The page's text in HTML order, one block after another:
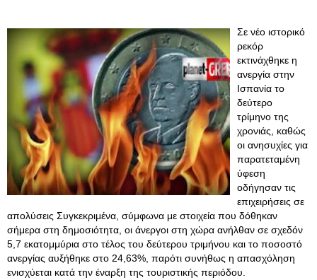
Σε νέο ιστορικό
ρεκόρ
εκτινάχθηκε η
ανεργία στην
Ισπανία το
δεύτερο
τρίμηνο της
χρονιάς, καθώς
οι ανησυχίες για
παρατεταμένη
ύφεση
οδήγησαν τις
επιχειρήσεις σε
απολύσεις Συγκεκριμένα, σύμφωνα με στοιχεία που δόθηκαν
σήμερα στη δημοσιότητα, οι άνεργοι στη χώρα ανήλθαν σε σχεδόν
5,7 εκατομμύρια στο τέλος του δεύτερου τριμήνου και το ποσοστό
ανεργίας αυξήθηκε στο 24,63%, παρότι συνήθως η απασχόληση
ενισχύεται κατά την έναρξη της τουριστικής περιόδου.